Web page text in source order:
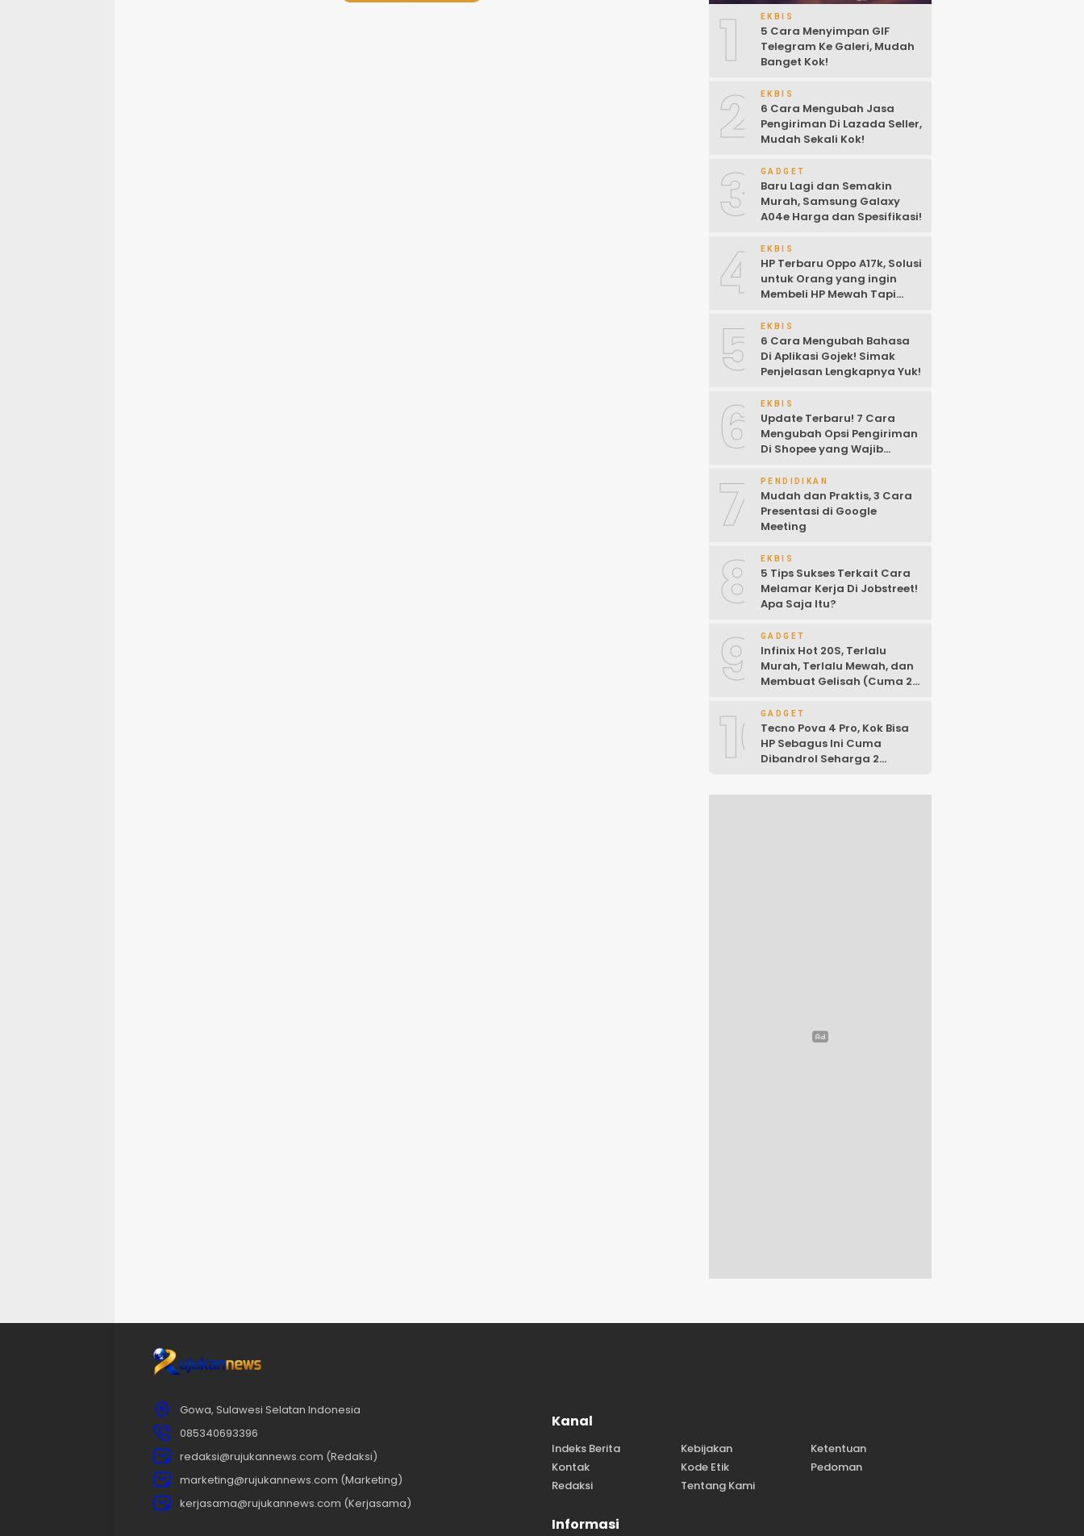
1 EKBIS
5 Cara Menyimpan GIF
Telegram Ke Galeri, Mudah
Banget Kok!
2 EKBIS
6 Cara Mengubah Jasa
Pengiriman Di Lazada Seller,
Mudah Sekali Kok!
3 GADGET
Baru Lagi dan Semakin
Murah, Samsung Galaxy
A04e Harga dan Spesifikasi!
4 EKBIS
HP Terbaru Oppo A17k, Solusi
untuk Orang yang ingin
Membeli HP Mewah Tapi
5 EKBIS
6 Cara Mengubah Bahasa
Di Aplikasi Gojek! Simak
Penjelasan Lengkapnya Yuk!
6 EKBIS
Update Terbaru! 7 Cara
Mengubah Opsi Pengiriman
Di Shopee yang Wajib
7 PENDIDIKAN
Mudah dan Praktis, 3 Cara
Presentasi di Google
Meeting
8 EKBIS
5 Tips Sukses Terkait Cara
Melamar Kerja Di Jobstreet!
Apa Saja Itu?
9 GADGET
Infinix Hot 20S, Terlalu
Murah, Terlalu Mewah, dan
Membuat Gelisah (Cuma 2
10GADGET
Tecno Pova 4 Pro, Kok Bisa
HP Sebagus Ini Cuma
Dibandrol Seharga 2
Gowa, Sulawesi Selatan Indonesia
085340693396
redaksi@rujukannews.com (Redaksi)
marketing@rujukannews.com (Marketing)
kerjasama@rujukannews.com (Kerjasama)
Kanal
Indeks Berita Kebijakan
Ketentuan
Kontak
Kode Etik
Pedoman
Redaksi
Tentang Kami
Informasi